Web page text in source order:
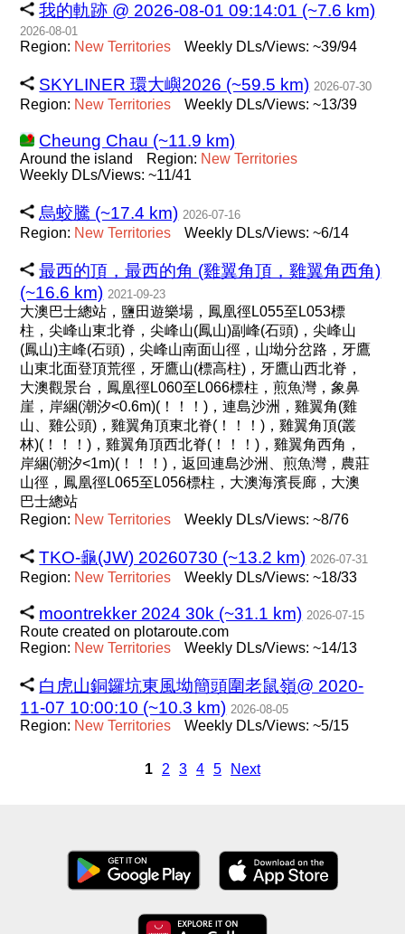
我的軌跡 @ 2026-08-01 09:14:01 (~7.6 km)
2026-08-01
Region: New Territories Weekly DLs/Views: ~39/94
SKYLINER 環大嶼2026 (~59.5 km) 2026-07-30
Region: New Territories Weekly DLs/Views: ~13/39
Cheung Chau (~11.9 km)
Around the island Region: New Territories
Weekly DLs/Views: ~11/41
烏蛟騰 (~17.4 km) 2026-07-16
Region: New Territories Weekly DLs/Views: ~6/14
最西的頂，最西的角 (雞翼角頂，雞翼角西角)
(~16.6 km) 2021-09-23
大澳巴士總站，鹽田遊樂場，鳳凰徑L055至L053標
柱，尖峰山東北脊，尖峰山(鳳山)副峰(石頭)，尖峰山
(鳳山)主峰(石頭)，尖峰山南面山徑，山坳分岔路，牙鷹
山東北面登頂荒徑，牙鷹山(標高柱)，牙鷹山西北脊，
大澳觀景台，鳳凰徑L060至L066標柱，煎魚灣，象鼻
崖，岸綑(潮汐<0.6m)(！！！)，連島沙洲，雞翼角(雞
山、雞公頭)，雞翼角頂東北脊(！！！)，雞翼角頂(叢
林)(！！！)，雞翼角頂西北脊(！！！)，雞翼角西角，
岸綑(潮汐<1m)(！！！)，返回連島沙洲、煎魚灣，農莊
山徑，鳳凰徑L065至L056標柱，大澳海濱長廊，大澳
巴士總站
Region: New Territories Weekly DLs/Views: ~8/76
TKO-龜(JW) 20260730 (~13.2 km) 2026-07-31
Region: New Territories Weekly DLs/Views: ~18/33
moontrekker 2024 30k (~31.1 km) 2026-07-15
Route created on plotaroute.com
Region: New Territories Weekly DLs/Views: ~14/13
白虎山銅鑼坑東風坳簡頭圍老鼠嶺@ 2020-
11-07 10:00:10 (~10.3 km) 2026-08-05
Region: New Territories Weekly DLs/Views: ~5/15
1 2 3 4 5 Next